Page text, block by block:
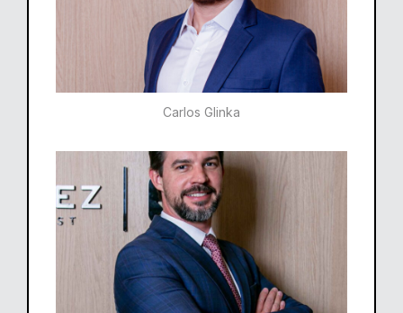
Carlos Glinka